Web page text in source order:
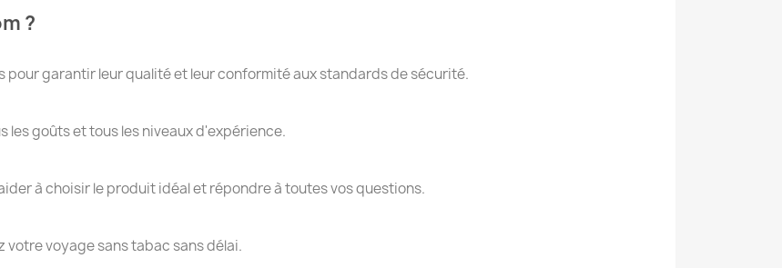
?
garantir leur qualité et leur conformité aux standards de sécurité.
goûts et tous les niveaux d'expérience.
à choisir le produit idéal et répondre à toutes vos questions.
voyage sans tabac sans délai.